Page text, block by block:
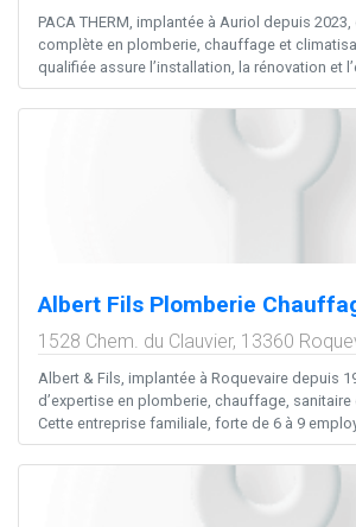
PACA THERM, implantée à Auriol depuis
complète en plomberie, chauffage et
qualifiée assure l’installation, la rénovation et
Albert Fils Plomberie
1528 Chem. du Clauvier, 13360
Albert & Fils, implantée à Roquevaire depuis
d’expertise en plomberie, chauffage, sanitaire
Cette entreprise familiale, forte de 6 à 9